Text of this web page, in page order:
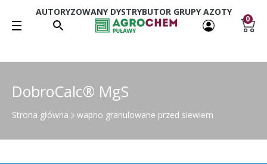
AUTORYZOWANY DYSTRYBUTOR GRUPY AZOTY
0
DobroCalc® MgS
Strona główna wapno granulowane przed siewiem